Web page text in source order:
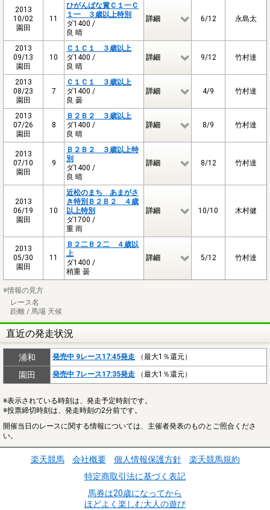
2013
10/02
園田
11
ひがんばな賞Ｃ１一Ｃ
１一 ３歳以上特別
ダ1400 /
良 晴
詳細 6/12 永島太
2013
09/13
園田
10
Ｃ１Ｃ１ ３歳以上
ダ1400 /
良 晴
詳細 9/12 竹村達
2013
08/23
園田
7
Ｃ１Ｃ１ ３歳以上
ダ1400 /
良 曇
詳細 4/9 竹村達
2013
07/26
園田
8
Ｂ２Ｂ２ ３歳以上
ダ1400 /
良 晴
詳細 8/9 竹村達
2013
07/10
園田
9
Ｂ２Ｂ２ ３歳以上特
別
ダ1400 /
良 晴
詳細 8/12 竹村達
2013
06/19
園田
10
近松のまち あまがさ
き特別Ｂ２Ｂ２ ４歳
以上特別
ダ1700 /
重 雨
詳細 10/10 木村健
2013
05/30
園田
11
Ｂ２二Ｂ２二 ４歳以
上
ダ1400 /
稍重 曇
詳細 5/12 竹村達
※情報の見方
レース名
距離 / 馬場 天候
直近の発走状況
浦和 発売中 9レース17:45発走 （最大1％還元）
園田 発売中 7レース17:35発走 （最大1％還元）
※表示されている時刻は、発走予定時刻です。
※投票締切時刻は、発走時刻の2分前です。
開催当日のレースに関する情報については、主催者発表のものとご照合くださ
い。
楽天競馬 会社概要 個人情報保護方針
楽天競馬規約
特定商取引法に基づく表記
馬券は20歳になってから
ほどよく楽しむ大人の遊び